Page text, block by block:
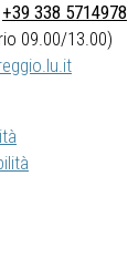
+39 338 5714978
09.00/13.00)